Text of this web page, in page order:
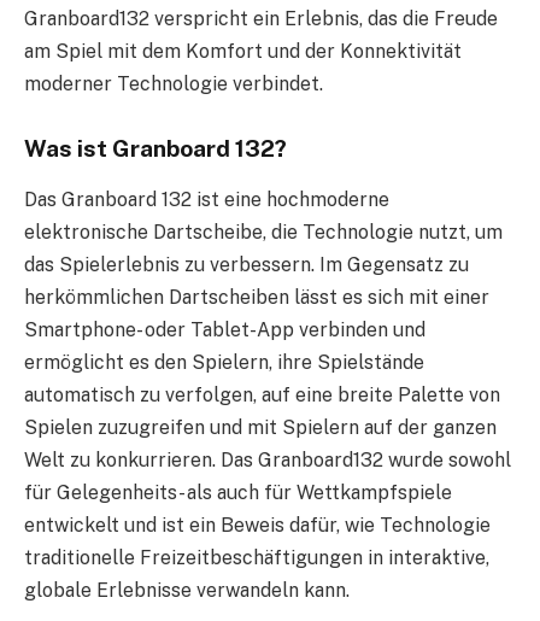
Granboard132 verspricht ein Erlebnis, das die Freude
am Spiel mit dem Komfort und der Konnektivität
moderner Technologie verbindet.
Was ist Granboard 132?
Das Granboard 132 ist eine hochmoderne
elektronische Dartscheibe, die Technologie nutzt, um
das Spielerlebnis zu verbessern. Im Gegensatz zu
herkömmlichen Dartscheiben lässt es sich mit einer
Smartphone- oder Tablet-App verbinden und
ermöglicht es den Spielern, ihre Spielstände
automatisch zu verfolgen, auf eine breite Palette von
Spielen zuzugreifen und mit Spielern auf der ganzen
Welt zu konkurrieren. Das Granboard132 wurde sowohl
für Gelegenheits- als auch für Wettkampfspiele
entwickelt und ist ein Beweis dafür, wie Technologie
traditionelle Freizeitbeschäftigungen in interaktive,
globale Erlebnisse verwandeln kann.